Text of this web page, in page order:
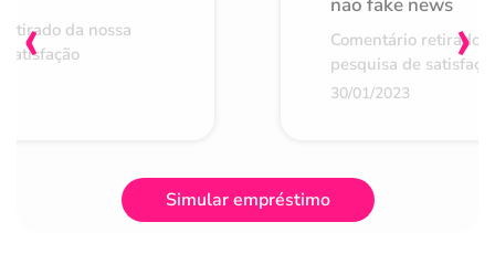
da nossa
Comentário retirado
pesquisa de
30/01/2023
‹ ›
Simular empréstimo